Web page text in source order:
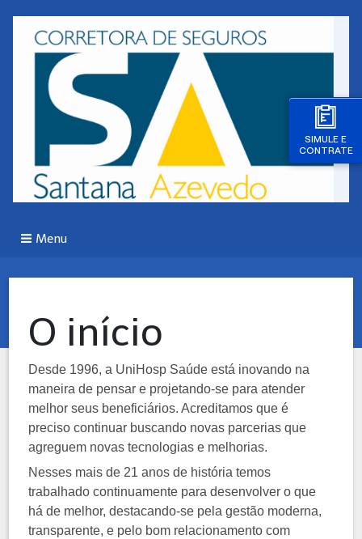
SIMULE E
CONTRATE
Menu
O início
Desde 1996, a UniHosp Saúde está inovando na
maneira de pensar e projetando-se para atender
melhor seus beneficiários. Acreditamos que é
preciso continuar buscando novas parcerias que
agreguem novas tecnologias e melhorias.
Nesses mais de 21 anos de história temos
trabalhado continuamente para desenvolver o que
há de melhor, destacando-se pela gestão moderna,
transparente, e pelo bom relacionamento com